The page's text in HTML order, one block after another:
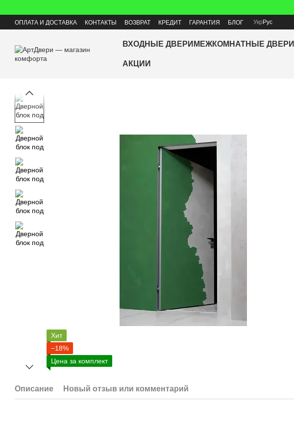
ОПЛАТА И ДОСТАВКА КОНТАКТЫ ВОЗВРАТ КРЕДИТ ГАРАНТИЯ БЛОГ Укр Рус
ВХОДНЫЕ ДВЕРИ МЕЖКОМНАТНЫЕ ДВЕРИ
АКЦИИ
Хит
−18%
Цена за комплект
Описание Новый отзыв или комментарий